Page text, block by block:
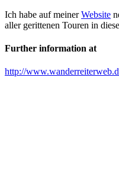
Ich habe auf meinerWebsite
aller gerittenen Touren in
Further information at
http://